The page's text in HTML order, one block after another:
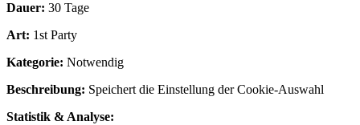
Dauer: 30 Tage
Art: 1st Party
Kategorie: Notwendig
Beschreibung: Speichert die Einstellung der Cookie-Auswahl
Statistik & Analyse: